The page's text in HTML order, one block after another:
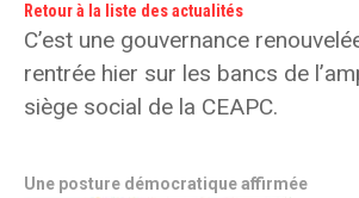
Retour à la liste des actualités
C’est une gouvernance
rentrée hier sur les bancs de
siège social de la CEAPC.
Une posture démocratique affirmée